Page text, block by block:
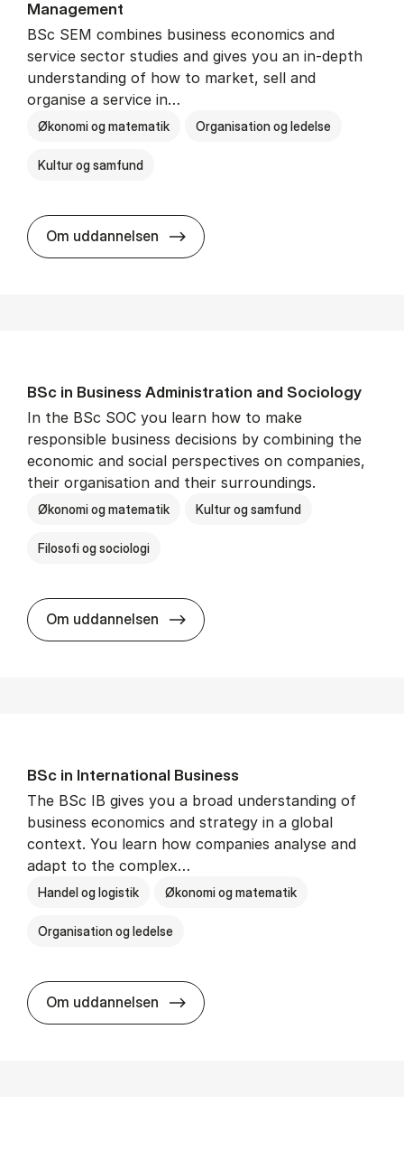
Man­age­ment
BSc SEM combines business economics and
service sector studies and gives you an in-depth
understanding of how to market, sell and
organise a service in…
Økonomi og matematik Organisation og ledelse
Kultur og samfund
Om uddannelsen BSc in Busi­ness Ad­min­is­tra­tion
BSc in Busi­ness Ad­min­is­tra­tion and So­ci­ology
In the BSc SOC you learn how to make
responsible business decisions by combining the
economic and social perspectives on companies,
their organisation and their surroundings.
Økonomi og matematik Kultur og samfund
Filosofi og sociologi
Om uddannelsen BSc in Busi­ness Ad­min­is­tra­tion
BSc in In­ter­na­tion­al Busi­ness
The BSc IB gives you a broad understanding of
business economics and strategy in a global
context. You learn how companies analyse and
adapt to the complex…
Handel og logistik Økonomi og matematik
Organisation og ledelse
Om uddannelsen BSc in In­ter­na­tion­al Busi­ness